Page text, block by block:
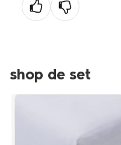
shop de set